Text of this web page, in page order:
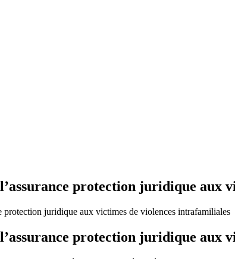
protection juridique aux
protection juridique aux victimes de violences intrafamiliales
protection juridique aux